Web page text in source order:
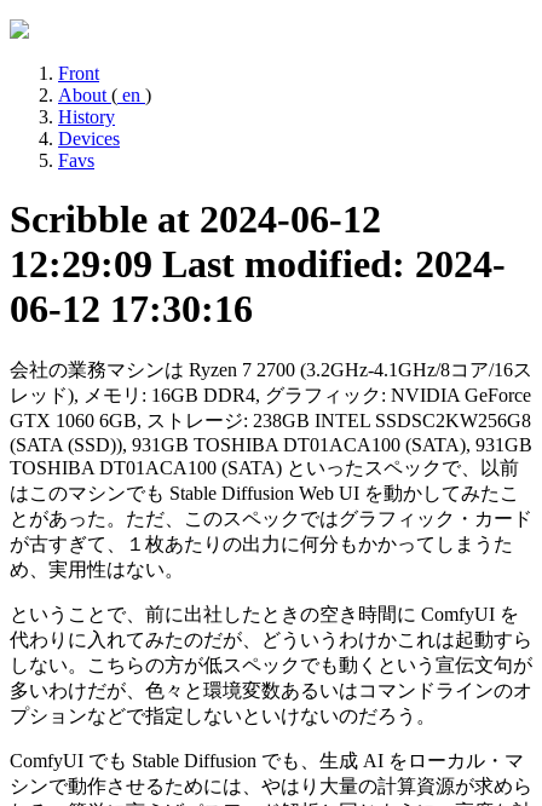
Front
About ( en )
History
Devices
Favs
Scribble at 2024-06-12
12:29:09 Last modified: 2024-
06-12 17:30:16
会社の業務マシンは Ryzen 7 2700 (3.2GHz-4.1GHz/8コア/16ス
レッド), メモリ: 16GB DDR4, グラフィック: NVIDIA GeForce
GTX 1060 6GB, ストレージ: 238GB INTEL SSDSC2KW256G8
(SATA (SSD)), 931GB TOSHIBA DT01ACA100 (SATA), 931GB
TOSHIBA DT01ACA100 (SATA) といったスペックで、以前
はこのマシンでも Stable Diffusion Web UI を動かしてみたこ
とがあった。ただ、このスペックではグラフィック・カード
が古すぎて、１枚あたりの出力に何分もかかってしまうた
め、実用性はない。
ということで、前に出社したときの空き時間に ComfyUI を
代わりに入れてみたのだが、どういうわけかこれは起動すら
しない。こちらの方が低スペックでも動くという宣伝文句が
多いわけだが、色々と環境変数あるいはコマンドラインのオ
プションなどで指定しないといけないのだろう。
ComfyUI でも Stable Diffusion でも、生成 AI をローカル・マ
シンで動作させるためには、やはり大量の計算資源が求めら